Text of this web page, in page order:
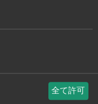
論的なレッスンを受ける
全て許可